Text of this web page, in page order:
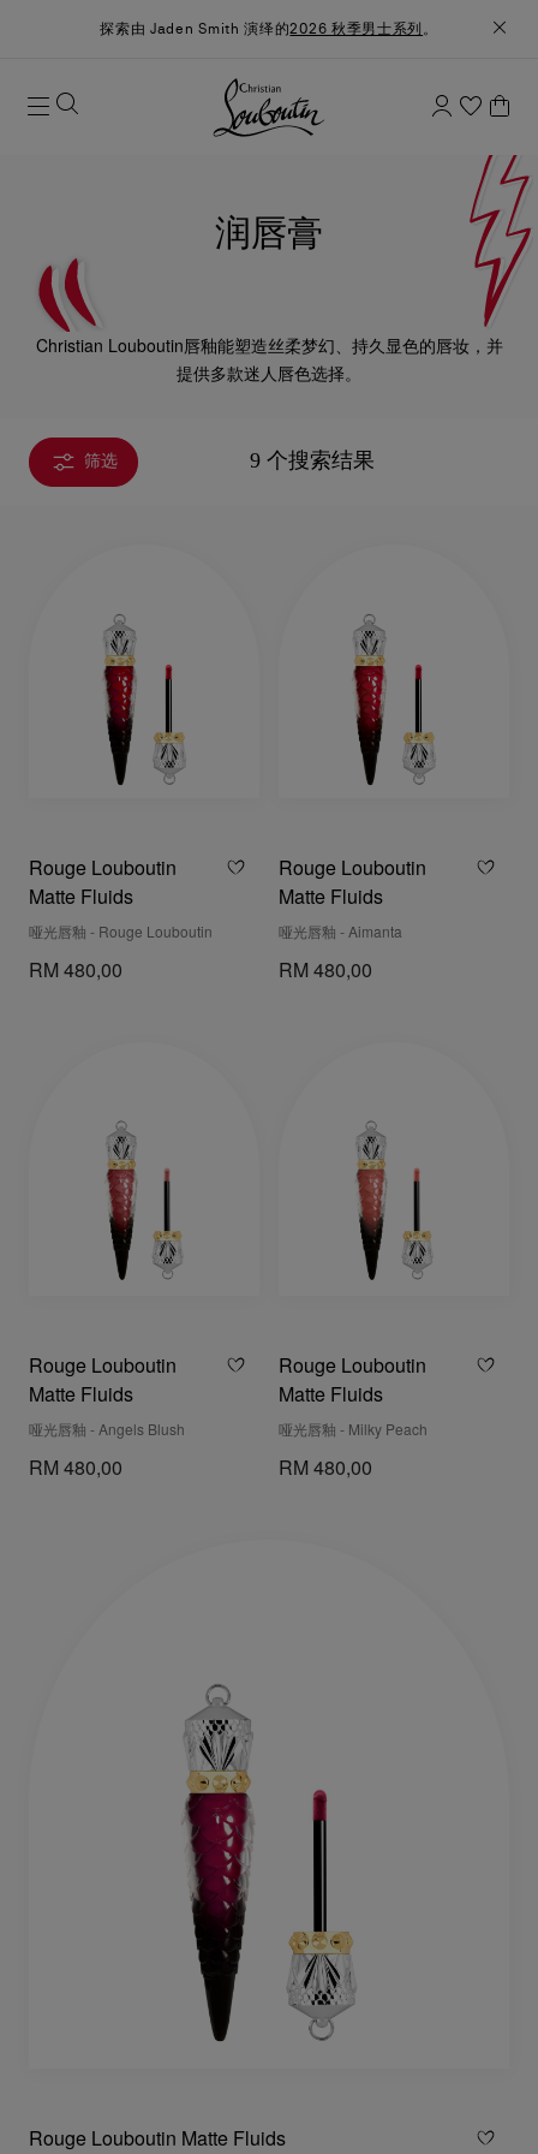
探索由 Jaden Smith 演绎的2026 秋季男士系列 。
润唇膏
Christian Louboutin唇釉能塑造丝柔梦幻、持久显色的唇妆，并
提供多款迷人唇色选择。
筛选 9 个搜索结果
Rouge Louboutin
Matte Fluids
哑光唇釉 - Rouge Louboutin
RM 480,00
Rouge Louboutin
Matte Fluids
哑光唇釉 - Aimanta
RM 480,00
Rouge Louboutin
Matte Fluids
哑光唇釉 - Angels Blush
RM 480,00
Rouge Louboutin
Matte Fluids
哑光唇釉 - Milky Peach
RM 480,00
Rouge Louboutin Matte Fluids